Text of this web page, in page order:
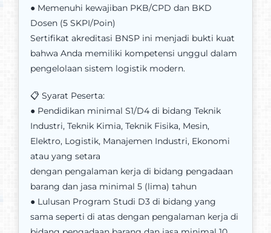
● Memenuhi kewajiban PKB/CPD dan BKD
Dosen (5 SKPI/Poin)
Sertifikat akreditasi BNSP ini menjadi bukti kuat
bahwa Anda memiliki kompetensi unggul dalam
pengelolaan sistem logistik modern.
📋 Syarat Peserta:
● Pendidikan minimal S1/D4 di bidang Teknik
Industri, Teknik Kimia, Teknik Fisika, Mesin,
Elektro, Logistik, Manajemen Industri, Ekonomi
atau yang setara
dengan pengalaman kerja di bidang pengadaan
barang dan jasa minimal 5 (lima) tahun
● Lulusan Program Studi D3 di bidang yang
sama seperti di atas dengan pengalaman kerja di